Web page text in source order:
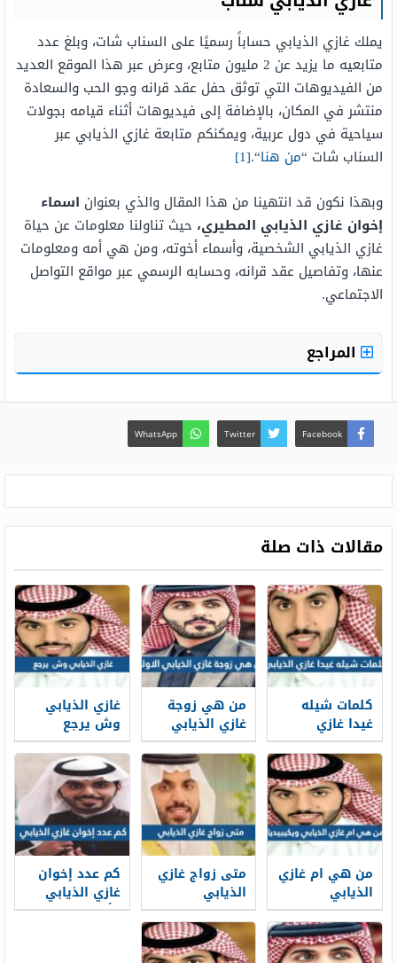
يملك غازي الذيابي حساباً رسميًا على السناب شات، وبلغ عدد
متابعيه ما يزيد عن 2 مليون متابع، وعرض عبر هذا الموقع العديد
من الفيديوهات التي توثق حفل عقد قرانه وجو الحب والسعادة
منتشر في المكان، بالإضافة إلى فيديوهات أثناء قيامه بجولات
سياحية في دول عربية، ويمكنكم متابعة غازي الذيابي عبر
السناب شات “من هنا“.
[1]
وبهذا نكون قد انتهينا من هذا المقال والذي بعنوان اسماء
إخوان غازي الذيابي المطيري، حيث تناولنا معلومات عن حياة
غازي الذيابي الشخصية، وأسماء أخوته، ومن هي أمه ومعلومات
عنها، وتفاصيل عقد قرانه، وحسابه الرسمي عبر مواقع التواصل
الاجتماعي.
المراجع
Facebook
Twitter
WhatsApp
مقالات ذات صلة
كلمات شيله
غيدا غازي
الذيابي مكتوبة
من هي زوجة
غازي الذيابي
الاولى
ويكيبيديا
غازي الذيابي
وش يرجع
من هي ام غازي
الذيابي
ويكيبيديا
متى زواج غازي
الذيابي
كم عدد إخوان
غازي الذيابي
وأسمائهم